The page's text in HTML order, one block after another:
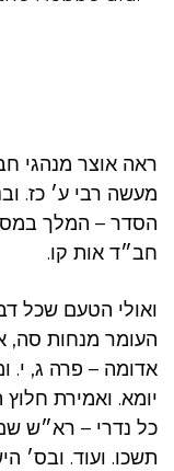
ראה אוצר מנהגי
מעשה רבי ע׳ כז.
הסדר – המלך
חב״ד אות קו.
ואולי הטעם שכל
העומר מנחות סה,
אדומה – פרה ג, י.
יומא. ואמירת
כל נדרי – רא״ש
תשכו. ועוד. ובס׳